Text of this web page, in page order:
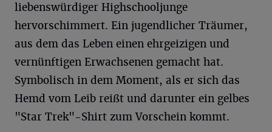
liebenswürdiger Highschooljunge
hervorschimmert. Ein jugendlicher Träumer,
aus dem das Leben einen ehrgeizigen und
vernünftigen Erwachsenen gemacht hat.
Symbolisch in dem Moment, als er sich das
Hemd vom Leib reißt und darunter ein gelbes
"Star Trek"-Shirt zum Vorschein kommt.